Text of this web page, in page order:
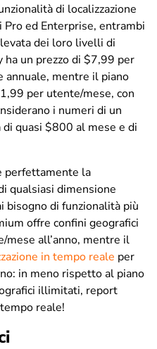
di localizzazione
Pro ed Enterprise, entrambi
dei loro livelli di
ha un prezzo di $7,99 per
annuale, mentre il piano
per utente/mese, con
i numeri di un
quasi $800 al mese e di
perfettamente la
qualsiasi dimensione
bisogno di funzionalità più
offre confini geografici
all’anno, mentre il
in tempo reale per
in meno rispetto al piano
illimitati, report
reale!